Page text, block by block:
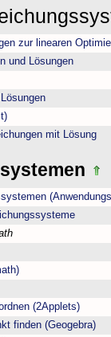
zur linearen
und Lösungen
mit Lösung
(2Applets)
finden (Geogebra)